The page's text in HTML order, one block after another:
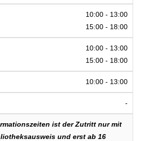
10:00 - 13:00
15:00 - 18:00
10:00 - 13:00
15:00 - 18:00
10:00 - 13:00
-
ist der Zutritt nur mit
und erst ab 16